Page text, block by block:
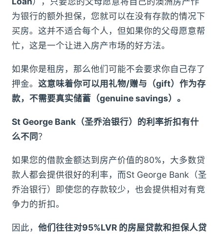
为银行的额外担保，您就可以在没有存款的情况下
买房。这并不适合每个人，但如果你的父母愿意帮
忙，这是一个让进入房产市场的好方法。
如果你是租房，那么他们可能不会要求你自己存了
押金。 这意味着你可以用礼物/赠与（gift）作为存
款，不需要真实储蓄（genuine savings）。
St George Bank（圣乔治银行） 的利率折扣有什
么不同？
如果您的借款金额达到房产价值的80%，大多数贷
款人都会提供很好的利率，而St George Bank（圣
乔治银行）即使您的存款较少，也会提供相对有竞
争力的折扣。
因此， 他们往往对95%LVR 的房屋贷款和担保人贷